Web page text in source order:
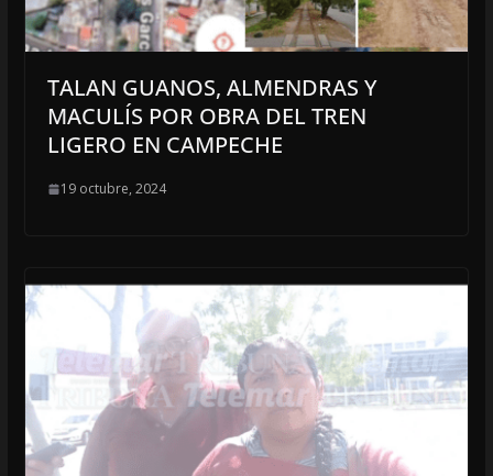
TALAN GUANOS, ALMENDRAS Y
MACULÍS POR OBRA DEL TREN
LIGERO EN CAMPECHE
19 octubre, 2024